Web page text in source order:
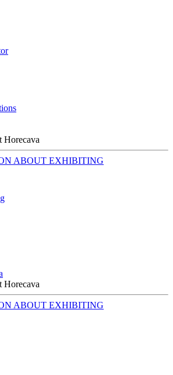
Horecava
ABOUT EXHIBITING
Horecava
ABOUT EXHIBITING